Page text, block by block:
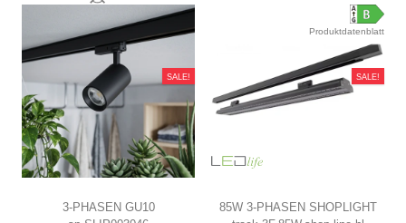
SALE!
3-PHASEN GU10
Produktdatenblatt
SALE!
85W 3-PHASEN SHOPLIGHT